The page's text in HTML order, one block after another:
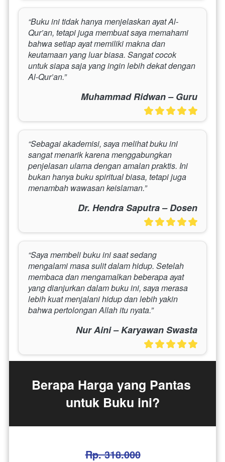
“Buku ini tidak hanya menjelaskan ayat Al-
Qur’an, tetapi juga membuat saya memahami
bahwa setiap ayat memiliki makna dan
keutamaan yang luar biasa. Sangat cocok
untuk siapa saja yang ingin lebih dekat dengan
Al-Qur’an.”
Muhammad Ridwan – Guru
“Sebagai akademisi, saya melihat buku ini
sangat menarik karena menggabungkan
penjelasan ulama dengan amalan praktis. Ini
bukan hanya buku spiritual biasa, tetapi juga
menambah wawasan keislaman.”
Dr. Hendra Saputra – Dosen
“Saya membeli buku ini saat sedang
mengalami masa sulit dalam hidup. Setelah
membaca dan mengamalkan beberapa ayat
yang dianjurkan dalam buku ini, saya merasa
lebih kuat menjalani hidup dan lebih yakin
bahwa pertolongan Allah itu nyata.”
Nur Aini – Karyawan Swasta
Berapa Harga yang Pantas
untuk Buku ini?
Rp. 318.000